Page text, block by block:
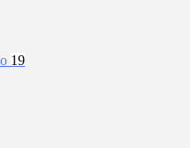
19